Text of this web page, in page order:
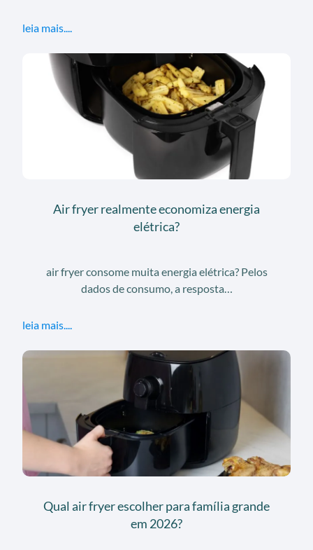
leia mais....
Air fryer realmente economiza energia
elétrica?
air fryer consome muita energia elétrica? Pelos
dados de consumo, a resposta…
leia mais....
Qual air fryer escolher para família grande
em 2026?